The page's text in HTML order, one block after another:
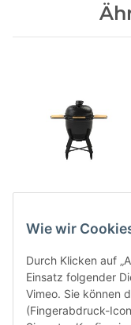
2499,00 CHF
Wie wir
Durch Klicken auf
Einsatz folgender
Vimeo. Sie können
(Fingerabdruck-